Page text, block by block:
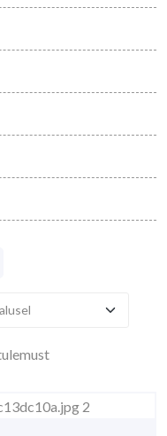
Sorted
popularity